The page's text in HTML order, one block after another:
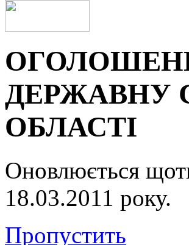
ДЕРЖАВНУ
ОБЛАСТІ
Оновлюється
18.03.2011 року.
Пропустить